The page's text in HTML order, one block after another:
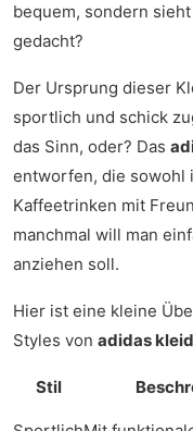
bequem, sondern
gedacht?
Der Ursprung dieser
sportlich und schick
das Sinn, oder? Das
entworfen, die sowohl
Kaffeetrinken mit
manchmal will man
anziehen soll.
Hier ist eine kleine
Styles von adidas kleid
Stil